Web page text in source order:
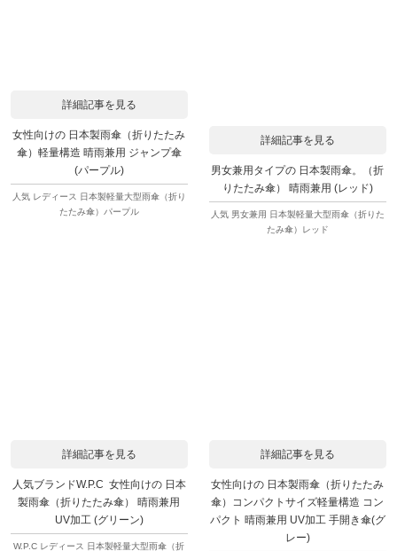
詳細記事を見る
女性向けの 日本製雨傘（折りたたみ
傘）軽量構造 晴雨兼用 ジャンプ傘
(パープル)
人気 レディース 日本製軽量大型雨傘（折り
たたみ傘）パープル
詳細記事を見る
男女兼用タイプの 日本製雨傘。（折
りたたみ傘） 晴雨兼用 (レッド)
人気 男女兼用 日本製軽量大型雨傘（折りた
たみ傘）レッド
詳細記事を見る
人気ブランドW.P.C 女性向けの 日本
製雨傘（折りたたみ傘） 晴雨兼用
UV加工 (グリーン)
W.P.C レディース 日本製軽量大型雨傘（折
詳細記事を見る
女性向けの 日本製雨傘（折りたたみ
傘）コンパクトサイズ軽量構造 コン
パクト 晴雨兼用 UV加工 手開き傘(グ
レー)